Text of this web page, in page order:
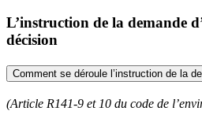
L’instruction de la demande
décision
Comment se déroule l’instruction de la
(Article R141-9 et 10 du code de